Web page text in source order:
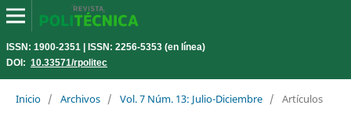
ISSN: 1900-2351 | ISSN: 2256-5353 (en línea)
DOI: 10.33571/rpolitec
Inicio / Archivos / Vol. 7 Núm. 13: Julio-Diciembre / Artículos